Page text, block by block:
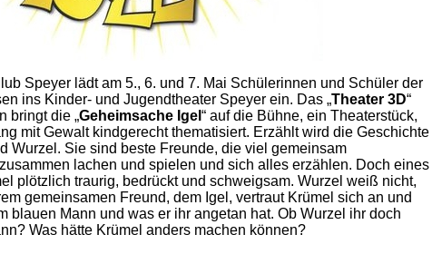
Speyer lädt am 5., 6. und 7. Mai Schülerinnen und Schüler der
ins Kinder- und Jugendtheater Speyer ein. Das „Theater 3D“
bringt die „Geheimsache Igel “ auf die Bühne, ein Theaterstück,
mit Gewalt kindgerecht thematisiert. Erzählt wird die Geschichte
Wurzel. Sie sind beste Freunde, die viel gemeinsam
lachen und spielen und sich alles erzählen. Doch eines
plötzlich traurig, bedrückt und schweigsam. Wurzel weiß nicht,
gemeinsamen Freund, dem Igel, vertraut Krümel sich an und
blauen Mann und was er ihr angetan hat. Ob Wurzel ihr doch
Was hätte Krümel anders machen können?